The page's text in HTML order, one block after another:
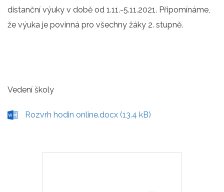
distanční výuky v době od 1.11.-5.11.2021. Připomínáme,
že výuka je povinná pro všechny žáky 2. stupně.
Vedení školy
Rozvrh hodin online.docx (13.4 kB)